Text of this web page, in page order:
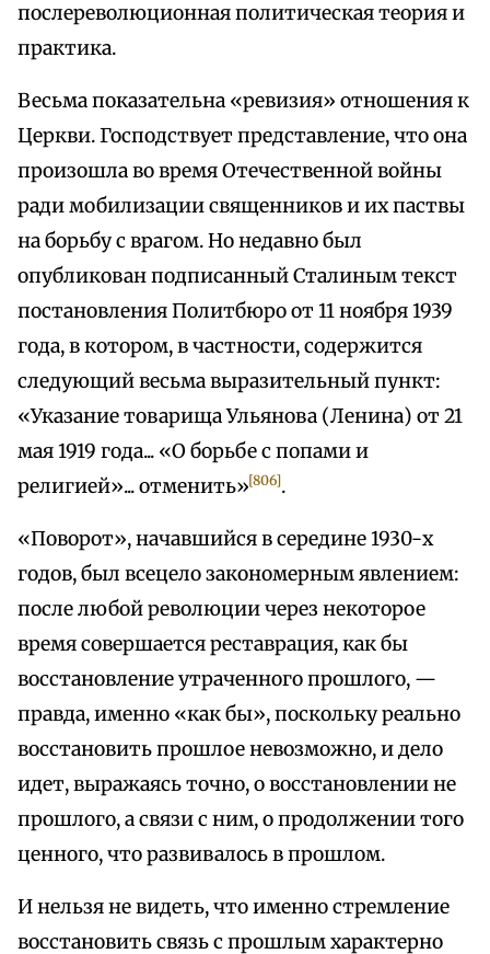
послереволюционная политическая теория и
практика.
Весьма показательна «ревизия» отношения к
Церкви. Господствует представление, что она
произошла во время Отечественной войны
ради мобилизации священников и их паствы
на борьбу с врагом. Но недавно был
опубликован подписанный Сталиным текст
постановления Политбюро от 11 ноября 1939
года, в котором, в частности, содержится
следующий весьма выразительный пункт:
«Указание товарища Ульянова (Ленина) от 21
мая 1919 года... «О борьбе с попами и
религией»... отменить»[806].
«Поворот», начавшийся в середине 1930-х
годов, был всецело закономерным явлением:
после любой революции через некоторое
время совершается реставрация, как бы
восстановление утраченного прошлого, —
правда, именно «как бы», поскольку реально
восстановить прошлое невозможно, и дело
идет, выражаясь точно, о восстановлении не
прошлого, а связи с ним, о продолжении того
ценного, что развивалось в прошлом.
И нельзя не видеть, что именно стремление
восстановить связь с прошлым характерно